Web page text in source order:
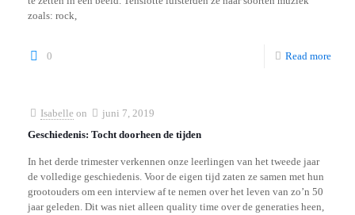
zoals: rock,
0 Read more
Isabelle on
juni 7, 2019
Geschiedenis: Tocht doorheen de tijden
In het derde trimester verkennen onze leerlingen van het tweede jaar
de volledige geschiedenis. Voor de eigen tijd zaten ze samen met hun
grootouders om een interview af te nemen over het leven van zo’n 50
jaar geleden. Dit was niet alleen quality time over de generaties heen,